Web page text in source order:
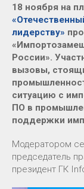
18 ноября на
лидерству»
России».
вызовы,
ситуацию с
ПО в
поддержки
Модератором
председатель
президент ГК